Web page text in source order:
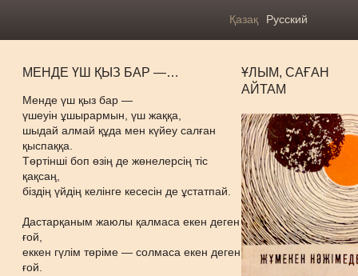
Қазақ Русский
МЕНДЕ ҮШ ҚЫЗ БАР —…
Менде үш қыз бар —
үшеуін ұшырармын, үш жаққа,
шыдай алмай құда мен күйеу салған
қыспаққа.
Төртінші боп өзің де жөнелерсің тіс
қақсаң,
біздің үйдің келінге кесесін де ұстатпай.
Дастарқаным жаюлы қалмаса екен деген
ғой,
еккен гүлім төріме — солмаса екен деген
ғой.
ҰЛЫМ, САҒАН
АЙТАМ